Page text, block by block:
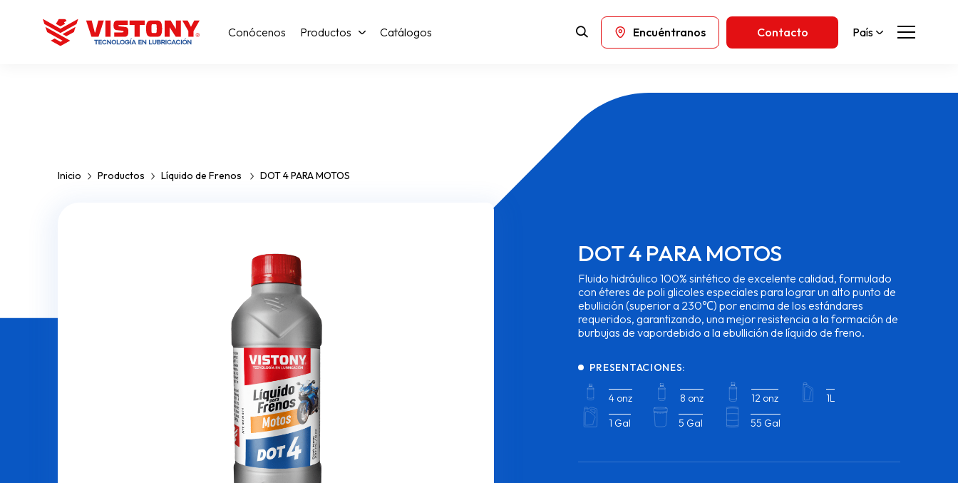
Conócenos Productos Catálogos Encuéntranos Contacto País
Inicio Productos Líquido de Frenos DOT 4 PARA MOTOS
DOT 4 PARA MOTOS
Fluido hidráulico 100% sintético de excelente calidad, formulado
con éteres de poli glicoles especiales para lograr un alto punto de
ebullición (superior a 230℃) por encima de los estándares
requeridos, garantizando, una mejor resistencia a la formación de
burbujas de vapordebido a la ebullición de líquido de freno.
PRESENTACIONES:
4 onz 8 onz 12 onz
1L
1 Gal
5 Gal 55 Gal